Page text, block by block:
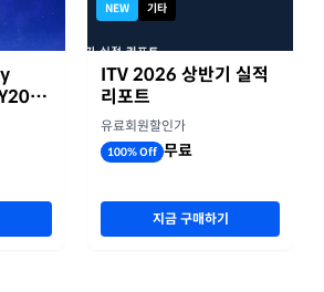
NEW 기타
ITV 2026 상반기 실적
리포트
유료회원할인가
100% Off 무료
지금 구매하기